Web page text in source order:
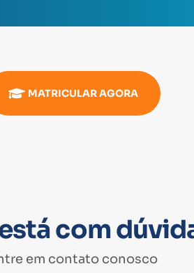
MATRICULAR AGORA
com
em contato conosco